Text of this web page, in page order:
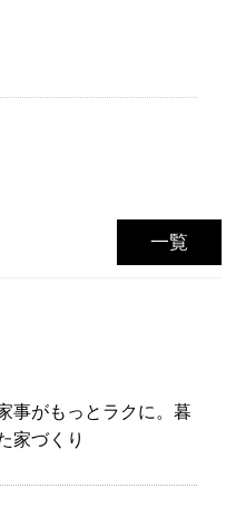
一覧
事がもっとラクに。暮
家づくり